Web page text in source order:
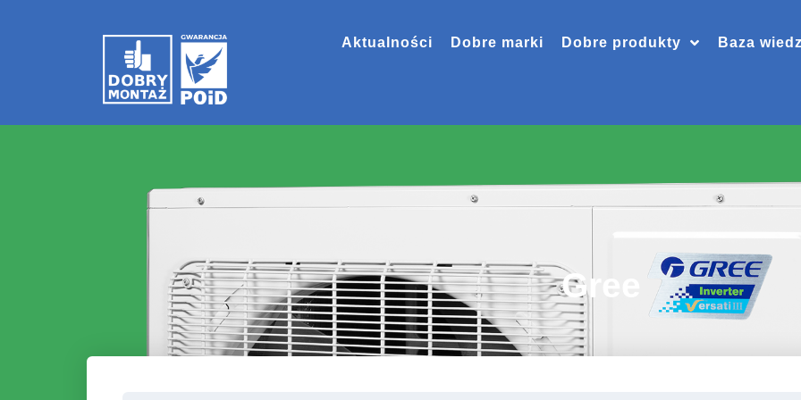
Aktualności Dobre marki Dobre produkty Baza
Gree